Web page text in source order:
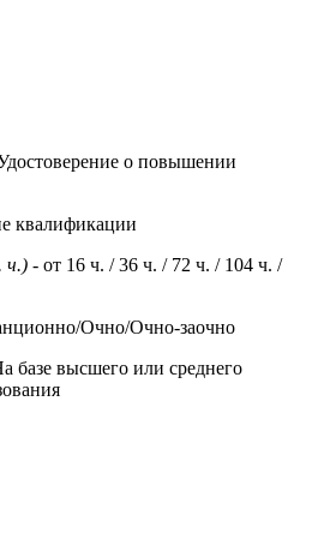
о повышении
квалификации
ч.) - от 16 ч. / 36 ч. / 72 ч. / 104 ч. /
Очно/Очно-заочно
базе высшего или среднего